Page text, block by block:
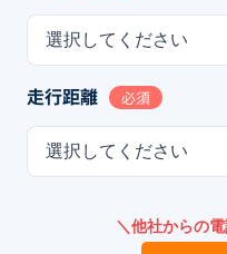
選択してください
走行距離 必須
選択してください
＼他社からの